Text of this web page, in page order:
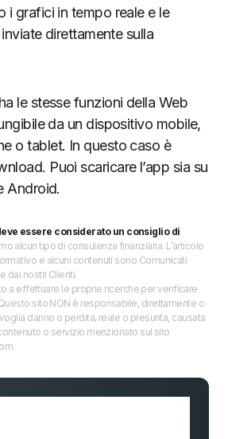
i grafici in tempo reale e le
direttamente sulla
le stesse funzioni della Web
da un dispositivo mobile,
o tablet. In questo caso è
Puoi scaricare l’app sia su
Android.
essere considerato un consiglio di
alcun tipo di consulenza finanziaria. L’articolo
e alcuni contenuti sono Comunicati
dai nostri Clienti.
a effettuare le proprie ricerche per verificare
sito NON è responsabile, direttamente o
danno o perdita, reale o presunta, causata
o servizio menzionato sul sito